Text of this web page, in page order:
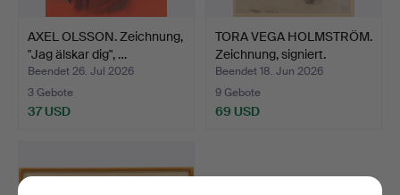
AXEL OLSSON. Zeichnung,
"Jag älskar dig", …
Beendet 26. Jul 2026
3 Gebote
37 USD
TORA VEGA HOLMSTRÖM.
Zeichnung, signiert.
Beendet 18. Jun 2026
9 Gebote
69 USD